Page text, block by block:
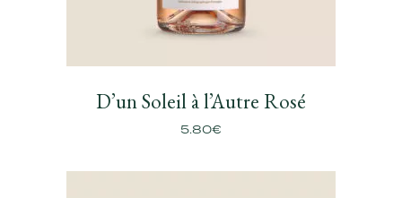
D’un Soleil à l’Autre Rosé
5.80€